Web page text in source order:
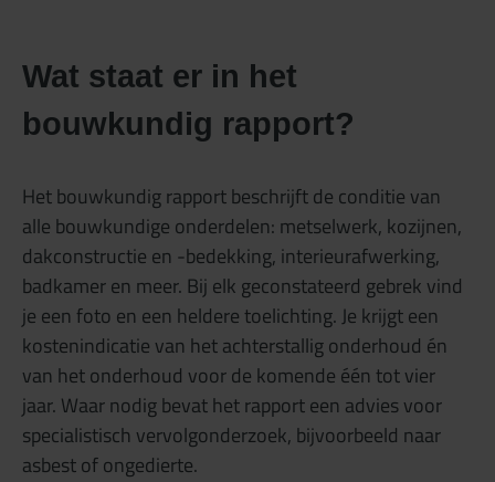
Wat staat er in het
bouwkundig rapport?
Het bouwkundig rapport beschrijft de conditie van
alle bouwkundige onderdelen: metselwerk, kozijnen,
dakconstructie en -bedekking, interieurafwerking,
badkamer en meer. Bij elk geconstateerd gebrek vind
je een foto en een heldere toelichting. Je krijgt een
kostenindicatie van het achterstallig onderhoud én
van het onderhoud voor de komende één tot vier
jaar. Waar nodig bevat het rapport een advies voor
specialistisch vervolgonderzoek, bijvoorbeeld naar
asbest of ongedierte.